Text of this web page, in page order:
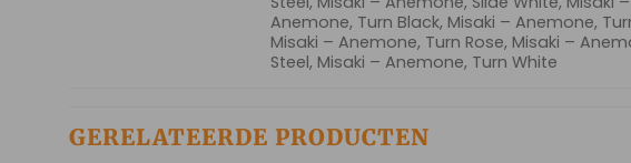
Anemone, Turn Black, Misaki – Anemone,
Misaki – Anemone, Turn Rose, Misaki –
Steel, Misaki – Anemone, Turn White
GERELATEERDE PRODUCTEN